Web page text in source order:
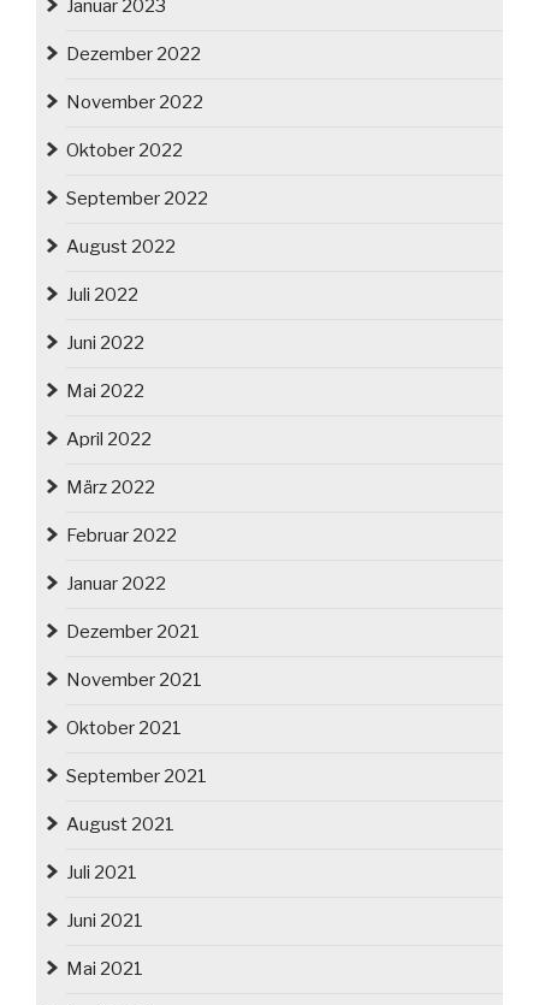
Januar 2023
Dezember 2022
November 2022
Oktober 2022
September 2022
August 2022
Juli 2022
Juni 2022
Mai 2022
April 2022
März 2022
Februar 2022
Januar 2022
Dezember 2021
November 2021
Oktober 2021
September 2021
August 2021
Juli 2021
Juni 2021
Mai 2021